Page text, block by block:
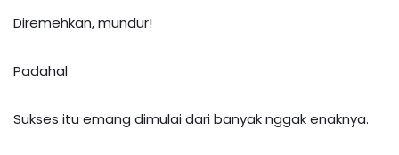
Diremehkan, mundur!
Padahal
Sukses itu emang dimulai dari banyak nggak enaknya.